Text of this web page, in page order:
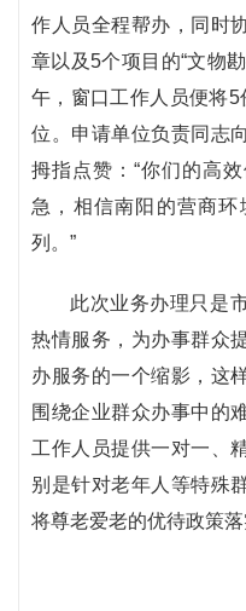
作人员全程帮办，同时
章以及5个项目的“文物
午，窗口工作人员便将5
位。申请单位负责同志
拇指点赞：“你们的高
急，相信南阳的营商
列。”
此次业务办理只是
热情服务，为办事群众
办服务的一个缩影，这
围绕企业群众办事中的
工作人员提供一对一、
别是针对老年人等特殊
将尊老爱老的优待政策落